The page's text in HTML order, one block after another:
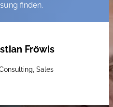
finden.
Fröwis
Sales